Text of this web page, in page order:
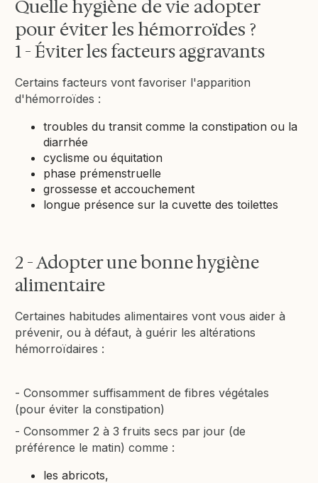
Quelle hygiène de vie adopter
pour éviter les hémorroïdes ?
1 - Éviter les facteurs aggravants
Certains facteurs vont favoriser l'apparition
d'hémorroïdes :
troubles du transit comme la constipation ou la
diarrhée
cyclisme ou équitation
phase prémenstruelle
grossesse et accouchement
longue présence sur la cuvette des toilettes
2 - Adopter une bonne hygiène
alimentaire
Certaines habitudes alimentaires vont vous aider à
prévenir, ou à défaut, à guérir les altérations
hémorroïdaires :
- Consommer suffisamment de fibres végétales
(pour éviter la constipation)
- Consommer 2 à 3 fruits secs par jour (de
préférence le matin) comme :
les abricots,